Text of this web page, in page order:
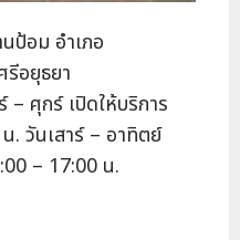
ป้อม อำเภอ
อยุธยา
– ศุกร์ เปิดให้บริการ
. วันเสาร์ – อาทิตย์
– 17:00 น.